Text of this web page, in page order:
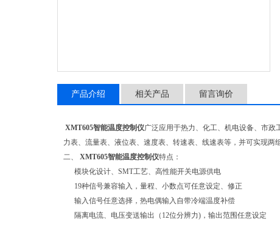
产品介绍 相关产品 留言询价
XMT605智能温度控制仪广泛应用于热力、化工、机电设备、市
力表、流量表、液位表、速度表、转速表、线速表等，并可实现两
二、 XMT605智能温度控制仪特点：
模块化设计、SMT工艺、高性能开关电源供电
19种信号兼容输入，量程、小数点可任意设定、修正
输入信号任意选择，热电偶输入自带冷端温度补偿
隔离电流、电压变送输出（12位分辨力)，输出范围任意设定